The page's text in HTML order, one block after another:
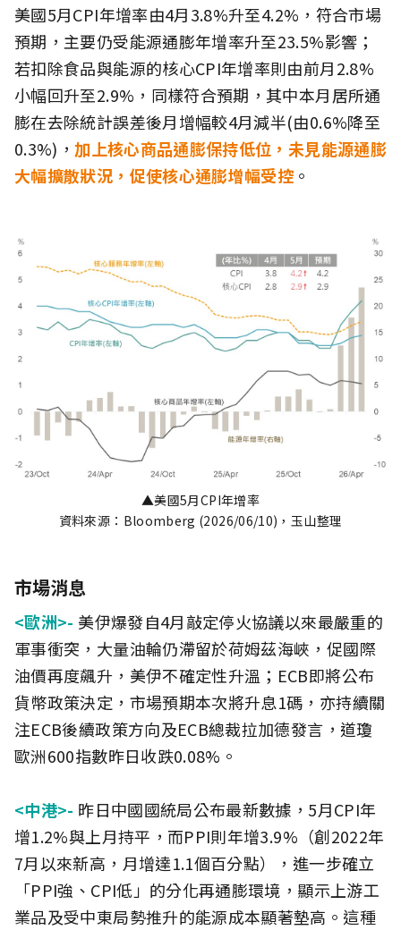
美國5月CPI年增率由4月3.8%升至4.2%，符合市場
預期，主要仍受能源通膨年增率升至23.5%影響；
若扣除食品與能源的核心CPI年增率則由前月2.8%
小幅回升至2.9%，同樣符合預期，其中本月居所通
膨在去除統計誤差後月增幅較4月減半(由0.6%降至
0.3%)，加上核心商品通膨保持低位，未見能源通膨
大幅擴散狀況，促使核心通膨增幅受控 。
▲美國5月CPI年增率
資料來源：Bloomberg (2026/06/10)，玉山整理
市場消息
<歐洲>- 美伊爆發自4月敲定停火協議以來最嚴重的
軍事衝突，大量油輪仍滯留於荷姆茲海峽，促國際
油價再度飆升，美伊不確定性升溫；ECB即將公布
貨幣政策決定，市場預期本次將升息1碼，亦持續關
注ECB後續政策方向及ECB總裁拉加德發言，道瓊
歐洲600指數昨日收跌0.08%。
<中港>- 昨日中國國統局公布最新數據，5月CPI年
增1.2%與上月持平，而PPI則年增3.9%（創2022年
7月以來新高，月增達1.1個百分點），進一步確立
「PPI強、CPI低」的分化再通膨環境，顯示上游工
業品及受中東局勢推升的能源成本顯著墊高。這種